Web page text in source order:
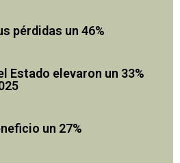
pérdidas un 46%
Estado elevaron un 33%
un 27%